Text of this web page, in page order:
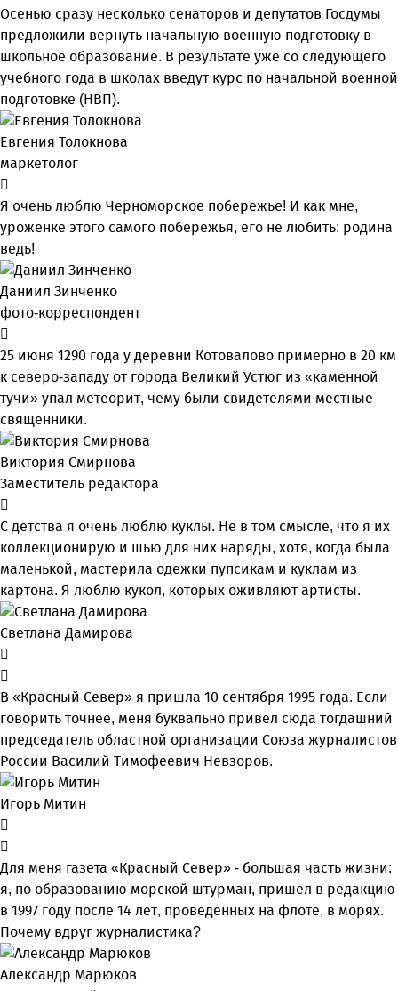
Осенью сразу несколько сенаторов и депутатов Госдумы
предложили вернуть начальную военную подготовку в
школьное образование. В результате уже со следующего
учебного года в школах введут курс по начальной военной
подготовке (НВП).
Евгения Толокнова
маркетолог
Я очень люблю Черноморское побережье! И как мне,
уроженке этого самого побережья, его не любить: родина
ведь!
Даниил Зинченко
фото-корреспондент
25 июня 1290 года у деревни Котовалово примерно в 20 км
к северо-западу от города Великий Устюг из «каменной
тучи» упал метеорит, чему были свидетелями местные
священники.
Виктория Смирнова
Заместитель редактора
С детства я очень люблю куклы. Не в том смысле, что я их
коллекционирую и шью для них наряды, хотя, когда была
маленькой, мастерила одежки пупсикам и куклам из
картона. Я люблю кукол, которых оживляют артисты.
Светлана Дамирова
В «Красный Север» я пришла 10 сентября 1995 года. Если
говорить точнее, меня буквально привел сюда тогдашний
председатель областной организации Союза журналистов
России Василий Тимофеевич Невзоров.
Игорь Митин
Для меня газета «Красный Север» - большая часть жизни:
я, по образованию морской штурман, пришел в редакцию
в 1997 году после 14 лет, проведенных на флоте, в морях.
Почему вдруг журналистика?
Александр Марюков